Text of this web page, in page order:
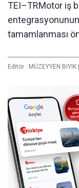
TEI–TRMotor iş
entegrasyonunun
tamamlanması
Editör : MÜZEYYEN BIYIK |